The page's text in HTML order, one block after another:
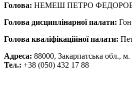
Голова: НЕМЕШ ПЕТРО
Голова дисциплінарної палати:
Голова кваліфікаційної палати:
Адреса: 88000, Закарпатська обл.,
Тел.: +38 (050) 432 17 88